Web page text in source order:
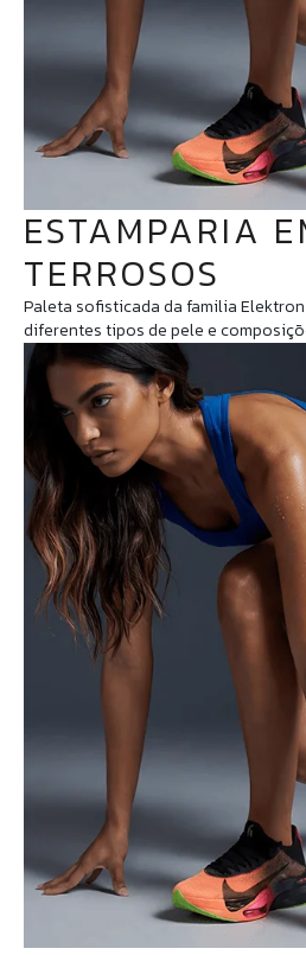
ESTAMPARIA
TERROSOS
Paleta sofisticada da familia
diferentes tipos de pele e